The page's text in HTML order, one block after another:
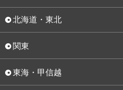
北海道・東北
関東
東海・甲信越